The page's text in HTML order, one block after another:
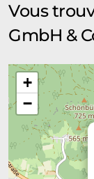
Vous
GmbH &
+
−